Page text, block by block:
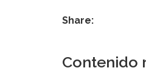
Share:
Contenido